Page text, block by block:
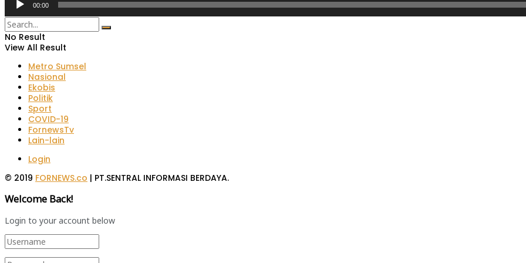
00:00
No Result
View All Result
Metro Sumsel
Nasional
Ekobis
Politik
Sport
COVID-19
FornewsTv
Lain-lain
Login
© 2019 FORNEWS.co | PT.SENTRAL INFORMASI BERDAYA.
Welcome Back!
Login to your account below